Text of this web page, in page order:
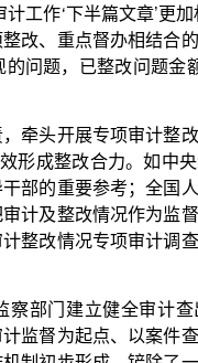
审计工作报告中均不同程度
问题尚未得到解决，还需进
努力下，一些牛皮癣问题终